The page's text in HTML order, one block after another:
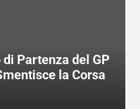
Partenza del GP
la Corsa